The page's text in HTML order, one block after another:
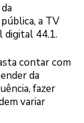
a TV
digital 44.1.
contar com
da
fazer
variar